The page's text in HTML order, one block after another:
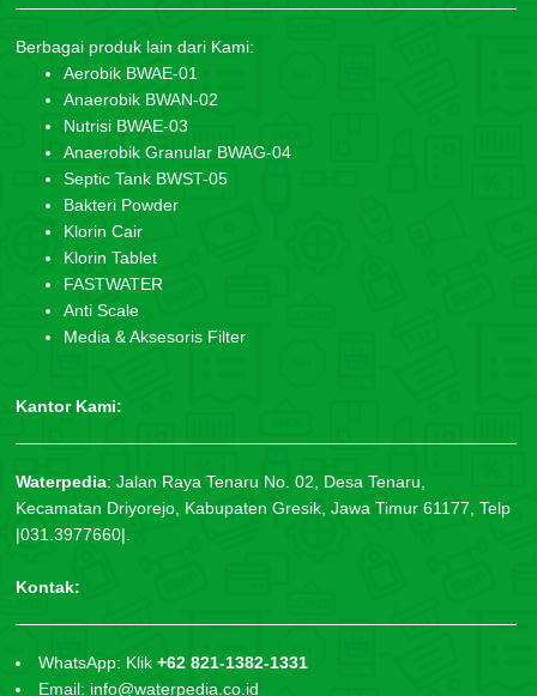
Berbagai produk lain dari Kami:
Aerobik BWAE-01
Anaerobik BWAN-02
Nutrisi BWAE-03
Anaerobik Granular BWAG-04
Septic Tank BWST-05
Bakteri Powder
Klorin Cair
Klorin Tablet
FASTWATER
Anti Scale
Media & Aksesoris Filter
Kantor Kami:
Waterpedia: Jalan Raya Tenaru No. 02, Desa Tenaru,
Kecamatan Driyorejo, Kabupaten Gresik, Jawa Timur 61177, Telp
|031.3977660|.
Kontak:
WhatsApp: Klik +62 821-1382-1331
Email: info@waterpedia.co.id